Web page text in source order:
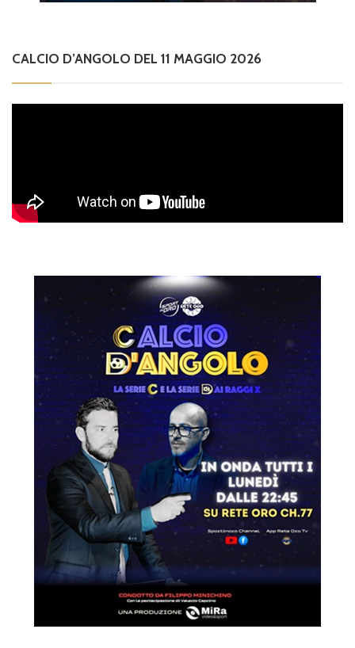
CALCIO D’ANGOLO DEL 11 MAGGIO 2026